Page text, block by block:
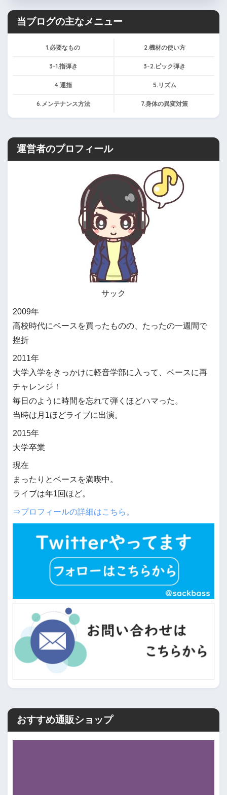
当ブログの主なメニュー
1.必要なもの 2.機材の使い方
3-1.指弾き 3-2.ピック弾き
4.運指 5.リズム
6.メンテナンス方法 7.身体の異変対策
運営者のプロフィール
サック
2009年
高校時代にベースを買ったものの、たったの一週間で
挫折
2011年
大学入学をきっかけに軽音学部に入って、ベースに再
チャレンジ！
毎日のように時間を忘れて弾くほどハマった。
当時は月1ほどライブに出演。
2015年
大学卒業
現在
まったりとベースを満喫中。
ライブは年1回ほど。
⇒プロフィールの詳細はこちら。
おすすめ通販ショップ